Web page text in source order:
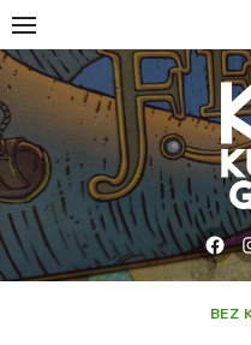
Skip
to
content
BEZ